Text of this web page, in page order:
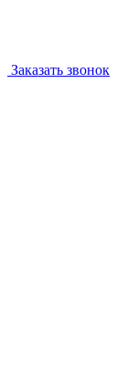
Заказать звонок